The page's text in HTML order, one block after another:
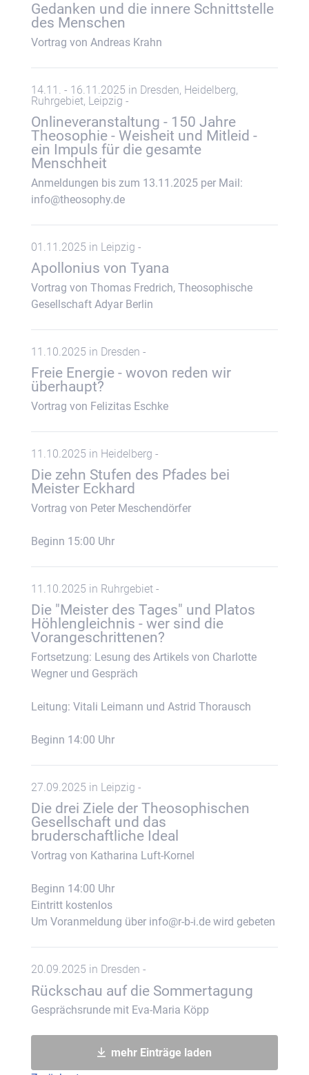
Gedanken und die innere Schnittstelle
des Menschen
Vortrag von Andreas Krahn
14.11. - 16.11.2025 in Dresden, Heidelberg,
Ruhrgebiet, Leipzig -
Onlineveranstaltung - 150 Jahre
Theosophie - Weisheit und Mitleid -
ein Impuls für die gesamte
Menschheit
Anmeldungen bis zum 13.11.2025 per Mail:
info@theosophy.de
01.11.2025 in Leipzig -
Apollonius von Tyana
Vortrag von Thomas Fredrich, Theosophische
Gesellschaft Adyar Berlin
11.10.2025 in Dresden -
Freie Energie - wovon reden wir
überhaupt?
Vortrag von Felizitas Eschke
11.10.2025 in Heidelberg -
Die zehn Stufen des Pfades bei
Meister Eckhard
Vortrag von Peter Meschendörfer
Beginn 15:00 Uhr
11.10.2025 in Ruhrgebiet -
Die "Meister des Tages" und Platos
Höhlengleichnis - wer sind die
Vorangeschrittenen?
Fortsetzung: Lesung des Artikels von Charlotte
Wegner und Gespräch
Leitung: Vitali Leimann und Astrid Thorausch
Beginn 14:00 Uhr
27.09.2025 in Leipzig -
Die drei Ziele der Theosophischen
Gesellschaft und das
bruderschaftliche Ideal
Vortrag von Katharina Luft-Kornel
Beginn 14:00 Uhr
Eintritt kostenlos
Um Voranmeldung über info@r-b-i.de wird gebeten
20.09.2025 in Dresden -
Rückschau auf die Sommertagung
Gesprächsrunde mit Eva-Maria Köpp
mehr Einträge laden